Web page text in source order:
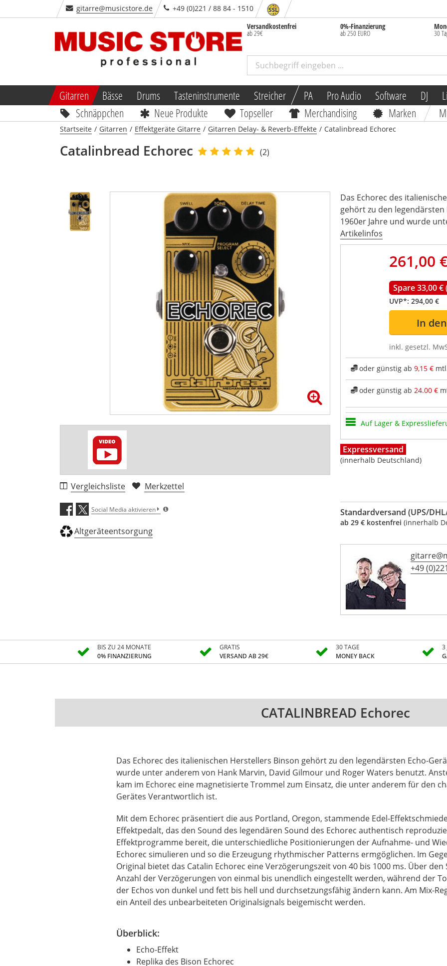
gitarre@musicstore.de +49 (0)221 / 88 84 - 1510
Versandkostenfrei
ab 29€
0%-Finanzierung
ab 250 EURO 30
Gitarren Bässe Drums Tasteninstrumente Streicher PA Pro Audio Software DJ
Schnäppchen
Neue Produkte Topseller Merchandising Marken
Startseite / Gitarren / Effektgeräte Gitarre / Gitarren Delay- & Reverb-Effekte / Catalinbread Echorec
Catalinbread Echorec (2)
Vergleichsliste Merkzettel
Social Media aktivieren
Altgeräteentsorgung
Das Echorec des
gehört zu den
1960er Jahre und wurde
Artikelinfos
261,00
Spare 33,00 €
UVP*: 294,00 €
In
inkl. gesetzl.
oder günstig ab 9,15 €
oder günstig ab 24.00 €
Auf Lager &
Expressversand
(innerhalb Deutschland)
Standardversand (UPS/
ab 29 € kostenfrei (innerhalb
+49
BIS ZU 24 MONATE
0% FINANZIERUNG
GRATIS
VERSAND AB 29€
30 TAGE
MONEY BACK
3
CATALINBREAD Echorec
Das Echorec des italienischen Herstellers Binson gehört zu den legendärsten Echo-
wurde unter anderem von Hank Marvin, David Gilmour und Roger Waters benutzt.
kam im Echorec eine magnetisierte Trommel zum Einsatz, die unter anderem für den
Gerätes Verantwortlich ist.
Mit dem Echorec präsentiert die aus Portland, Oregon, stammende Edel-
Effektpedalt, das den Sound des legendären Sound des Echorec authentisch
Effektprogramme bereit, die unterschiedliche Positionierungen der Aufnahme- und
Echorec simulieren und so die Erzeugung rhythmischer Patterns ermgöglichen. Im
Original bietet das Catalin Echorec eine Verzögerungszeit von 40 bis 1000 ms. Über
Anzahl der Verzögerungen von einmal bis unendlich eingestellt werden, während der
der Echos von dunkel und fett bis hell und durchsetzungsfähig ändern kann. Am Mix-
ein Anteil des unbearbeiteten Originalsignals beigemischt werden.
Überblick:
Echo-Effekt
Replika des Bison Echorec